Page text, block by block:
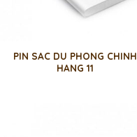
PIN SAC DU PHONG CHINH
HANG 11